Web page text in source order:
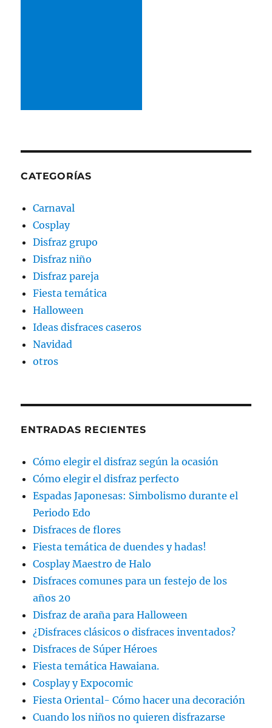
CATEGORÍAS
Carnaval
Cosplay
Disfraz grupo
Disfraz niño
Disfraz pareja
Fiesta temática
Halloween
Ideas disfraces caseros
Navidad
otros
ENTRADAS RECIENTES
Cómo elegir el disfraz según la ocasión
Cómo elegir el disfraz perfecto
Espadas Japonesas: Simbolismo durante el
Periodo Edo
Disfraces de flores
Fiesta temática de duendes y hadas!
Cosplay Maestro de Halo
Disfraces comunes para un festejo de los
años 20
Disfraz de araña para Halloween
¿Disfraces clásicos o disfraces inventados?
Disfraces de Súper Héroes
Fiesta temática Hawaiana.
Cosplay y Expocomic
Fiesta Oriental- Cómo hacer una decoración
Cuando los niños no quieren disfrazarse